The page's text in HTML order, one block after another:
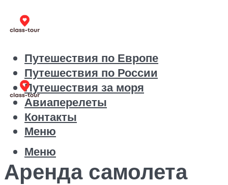
Путешествия по Европе
Путешествия по России
Путешествия за моря
Авиаперелеты
Контакты
Меню
Меню
Аренда самолета